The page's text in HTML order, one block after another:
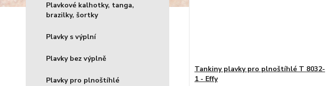
Plavkové kalhotky, tanga,
brazilky, šortky
Plavky s výplní
Plavky bez výplně
Plavky pro plnoštíhlé
Tankiny plavky pro plnoštíhlé T 8032-
1 - Effy